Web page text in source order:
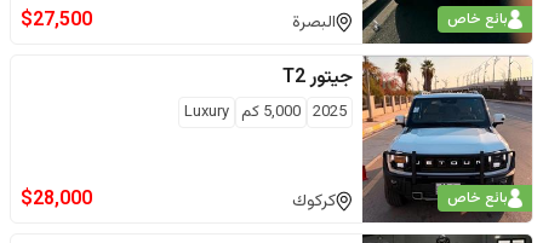
بائع خاص البصرة $27,500
بائع خاص
جيتورT2
2025
5,000 كم Luxury
كركوك $28,000